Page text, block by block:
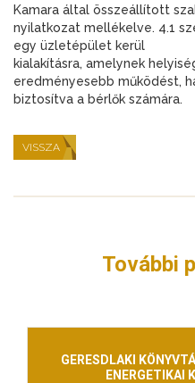
Kamara által összeállított
nyilatkozat mellékelve. 4.1
egy üzletépület kerül
kialakításra, amelynek
eredményesebb működést,
biztosítva a bérlők számára.
VISSZA
További
GERESDLAKI
ENERGETIKAI